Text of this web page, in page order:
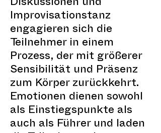
Diskussionen und
Improvisationstanz
engagieren sich die
Teilnehmer in einem
Prozess, der mit größerer
Sensibilität und Präsenz
zum Körper zurückkehrt.
Emotionen dienen sowohl
als Einstiegspunkte als
auch als Führer und laden